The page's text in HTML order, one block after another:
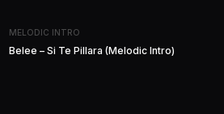
MELODIC INTRO
Belee – Si Te Pillara (Melodic Intro)